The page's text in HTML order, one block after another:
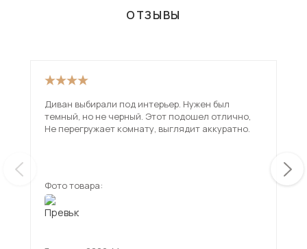
ОТЗЫВЫ
Диван выбирали под интерьер. Нужен был
темный, но не черный. Этот подошел отлично,
Не перегружает комнату, выглядит аккуратно.
Фото товара: